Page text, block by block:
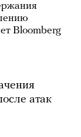
Bloomberg
атак